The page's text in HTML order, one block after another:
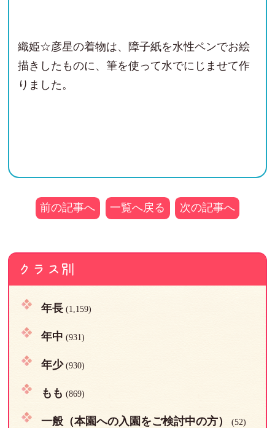
織姫☆彦星の着物は、障子紙を水性ペンでお絵
描きしたものに、筆を使って水でにじませて作
りました。
前の記事へ 一覧へ戻る 次の記事へ
クラス別
年長(1,159)
年中 (931)
年少(930)
もも (869)
一般（本園への入園をご検討中の方） (52)